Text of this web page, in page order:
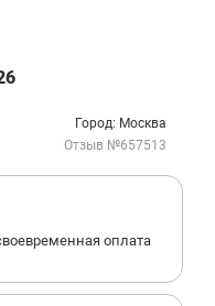
Город: Москва
Отзыв №657513
оплата